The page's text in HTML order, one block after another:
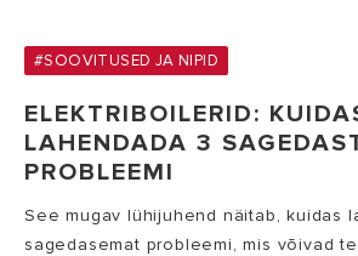
#SOOVITUSED JA NIPID
ELEKTRIBOILERID:
LAHENDADA 3
PROBLEEMI
See mugav lühijuhend näitab, kuidas
sagedasemat probleemi, mis võivad